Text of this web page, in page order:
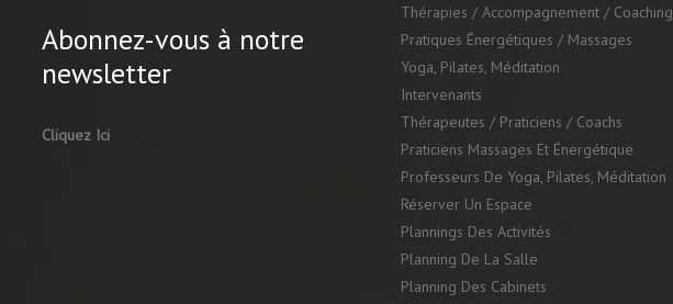
Abonnez-vous à notre
newsletter
Cliquez Ici
Thérapies / Accompagnement / Coaching
Pratiques Énergétiques / Massages
Yoga, Pilates, Méditation
Intervenants
Thérapeutes / Praticiens / Coachs
Praticiens Massages Et Énergétique
Professeurs De Yoga, Pilates, Méditation
Réserver Un Espace
Plannings Des Activités
Planning De La Salle
Planning Des Cabinets